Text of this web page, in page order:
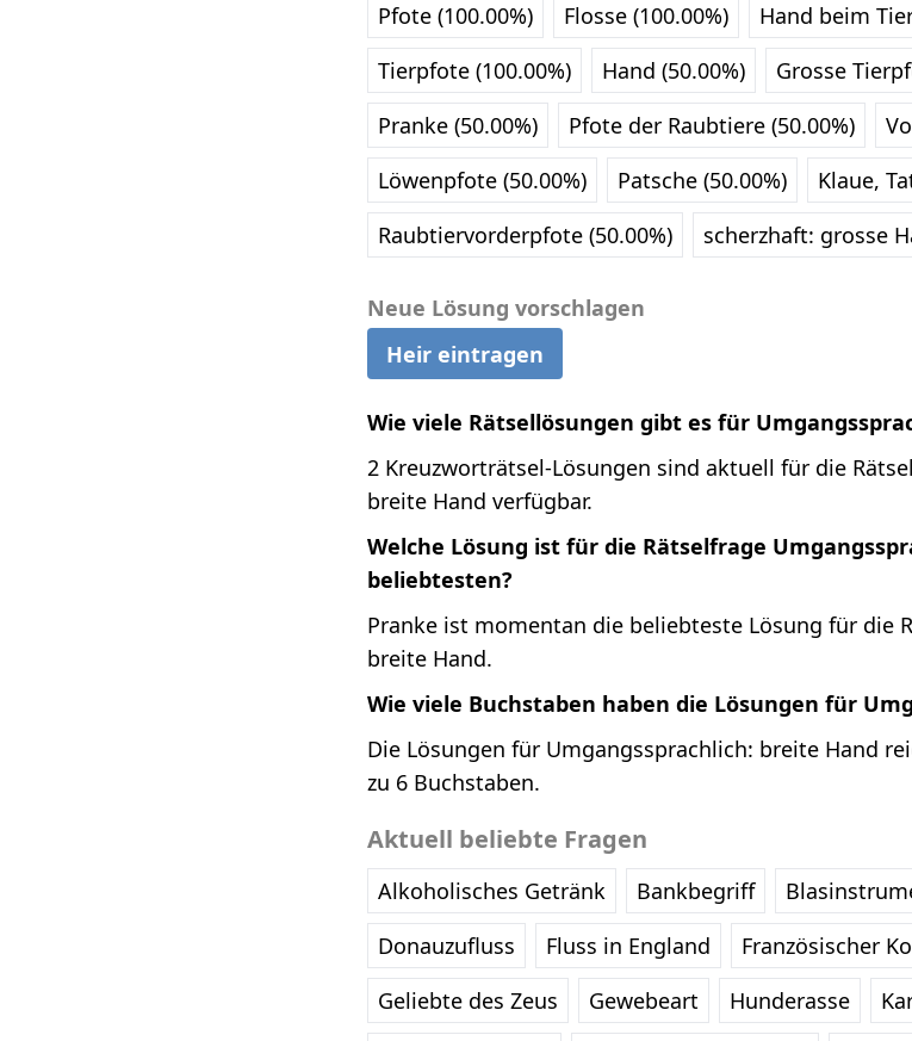
Pfote (100.00%)
Flosse (100.00%)
Hand beim
Tierpfote (100.00%)
Hand (50.00%)
Grosse
Pranke (50.00%)
Pfote der Raubtiere (50.00%)
Löwenpfote (50.00%)
Patsche (50.00%)
Klaue,
Raubtiervorderpfote (50.00%)
scherzhaft: grosse
Neue Lösung vorschlagen
Heir eintragen
Wie viele Rätsellösungen gibt es für
2 Kreuzworträtsel-Lösungen sind aktuell für die
breite Hand verfügbar.
Welche Lösung ist für die Rätselfrage
beliebtesten?
Pranke ist momentan die beliebteste Lösung für die
breite Hand.
Wie viele Buchstaben haben die Lösungen für
Die Lösungen für Umgangssprachlich: breite Hand
zu 6 Buchstaben.
Aktuell beliebte Fragen
Alkoholisches Getränk Bankbegriff
Donauzufluss
Fluss in England Französischer
Geliebte des Zeus
Gewebeart Hunderasse